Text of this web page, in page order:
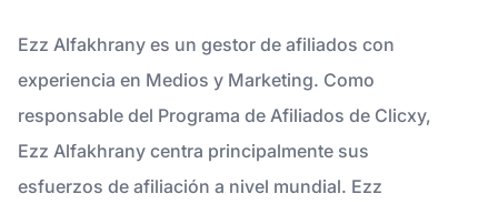
Ezz Alfakhrany es un gestor de afiliados con
experiencia en Medios y Marketing. Como
responsable del Programa de Afiliados de Clicxy,
Ezz Alfakhrany centra principalmente sus
esfuerzos de afiliación a nivel mundial. Ezz